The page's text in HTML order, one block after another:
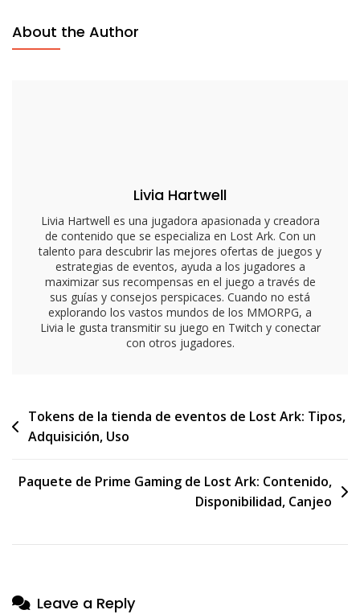
About the Author
Livia Hartwell
Livia Hartwell es una jugadora apasionada y creadora
de contenido que se especializa en Lost Ark. Con un
talento para descubrir las mejores ofertas de juegos y
estrategias de eventos, ayuda a los jugadores a
maximizar sus recompensas en el juego a través de
sus guías y consejos perspicaces. Cuando no está
explorando los vastos mundos de los MMORPG, a
Livia le gusta transmitir su juego en Twitch y conectar
con otros jugadores.
Post
navigation
Tokens de la tienda de eventos de Lost Ark: Tipos,
Adquisición, Uso
Paquete de Prime Gaming de Lost Ark: Contenido,
Disponibilidad, Canjeo
Leave a Reply